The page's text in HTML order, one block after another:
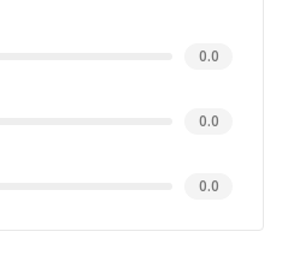
0.0
0.0
0.0